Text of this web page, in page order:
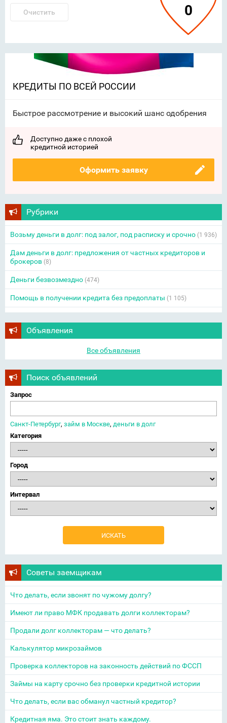
Очистить 0
КРЕДИТЫ ПО ВСЕЙ РОССИИ
Быстрое рассмотрение и высокий шанс одобрения
Доступно даже с плохой
кредитной историей
Оформить заявку
Рубрики
Возьму деньги в долг: под залог, под расписку и срочно (1 936)
Дам деньги в долг: предложения от частных кредиторов и
брокеров (8)
Деньги безвозмездно (474)
Помощь в получении кредита без предоплаты (1 105)
Объявления
Все объявления
Поиск объявлений
Запрос
Санкт-Петербург, займ в Москве, деньги в долг
Категория
Город
Интервал
Советы заемщикам
Что делать, если звонят по чужому долгу?
Имеют ли право МФК продавать долги коллекторам?
Продали долг коллекторам — что делать?
Калькулятор микрозаймов
Проверка коллекторов на законность действий по ФССП
Займы на карту срочно без проверки кредитной истории
Что делать, если вас обманул частный кредитор?
Кредитная яма. Это стоит знать каждому.